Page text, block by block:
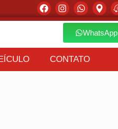
WhatsApp
CONTATO